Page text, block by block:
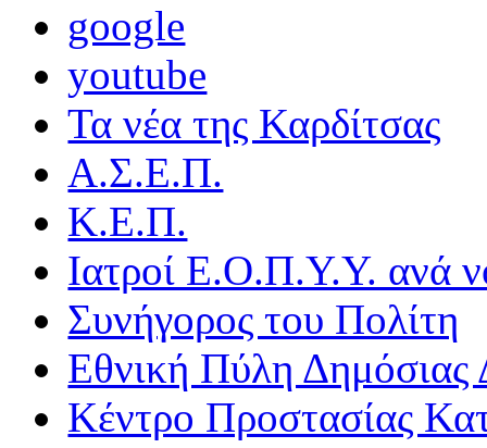
google
youtube
Τα νέα της Καρδίτσας
Α.Σ.Ε.Π.
Κ.Ε.Π.
Ιατροί Ε.Ο.Π.Υ.Υ. ανά
Συνήγορος του Πολίτη
Εθνική Πύλη Δημόσιας
Κέντρο Προστασίας